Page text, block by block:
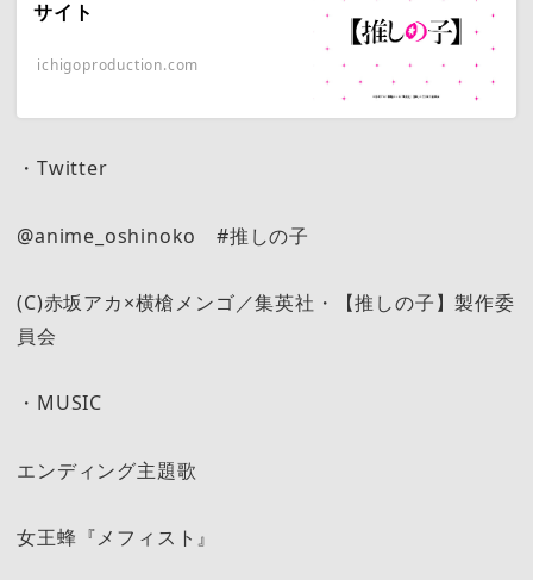
サイト
ichigoproduction.com
・Twitter
@anime_oshinoko #推しの子
(C)赤坂アカ×横槍メンゴ／集英社・【推しの子】製作委
員会
・MUSIC
エンディング主題歌
女王蜂『メフィスト』